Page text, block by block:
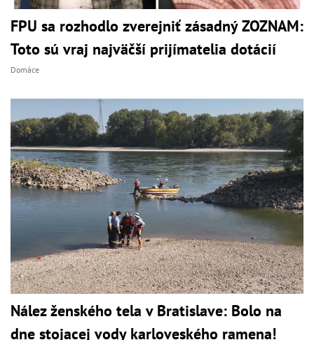
FPU sa rozhodlo zverejniť zásadný ZOZNAM:
Toto sú vraj najväčší prijímatelia dotácií
Domáce
Nález ženského tela v Bratislave: Bolo na
dne stojacej vody karloveského ramena!